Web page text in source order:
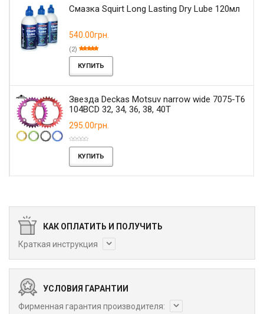
Смазка Squirt Long Lasting Dry Lube 120мл
540.00грн.
(2)
КУПИТЬ
Звезда Deckas Motsuv narrow wide 7075-T6
104BCD 32, 34, 36, 38, 40T
295.00грн.
КУПИТЬ
КАК ОПЛАТИТЬ И ПОЛУЧИТЬ
Краткая инструкция
УСЛОВИЯ ГАРАНТИИ
Фирменная гарантия производителя: